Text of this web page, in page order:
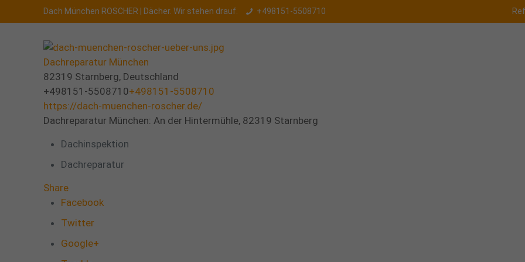
Dach München ROSCHER | Dächer. Wir stehen drauf. +498151-5508710
Dachreparatur München
82319 Starnberg, Deutschland
+498151-5508710+498151-5508710
https://dach-muenchen-roscher.de/
Dachreparatur München: An der Hintermühle, 82319 Starnberg
Dachinspektion
Dachreparatur
Share
Facebook
Twitter
Google+